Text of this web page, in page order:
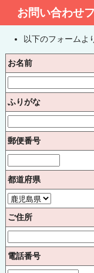
お問い合わせ
以下のフォームよ
お名前
ふりがな
郵便番号
都道府県
ご住所
電話番号